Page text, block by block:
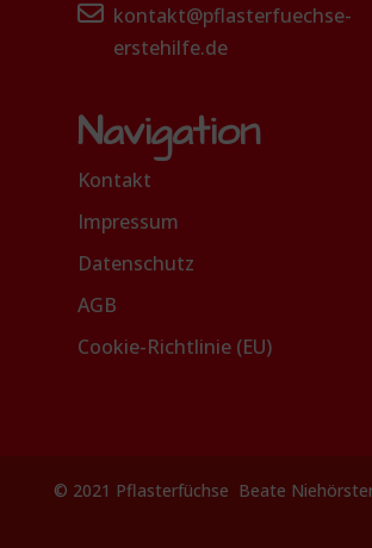
kontakt@pflasterfuechse-
erstehilfe.de
Navigation
Kontakt
Impressum
Datenschutz
AGB
Cookie-Richtlinie (EU)
© 2021 Pflasterfüchse Beate